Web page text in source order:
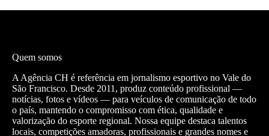
Quem somos
A Agência CH é referência em jornalismo esportivo no Vale do
São Francisco. Desde 2011, produz conteúdo profissional —
notícias, fotos e vídeos — para veículos de comunicação de todo
o país, mantendo o compromisso com ética, qualidade e
valorização do esporte regional. Nossa equipe destaca talentos
locais, competições amadoras, profissionais e grandes nomes e